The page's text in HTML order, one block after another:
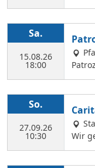
Sa.
15.08.26
18:00
hrt in
So.
27.09.26
10:30
Wir